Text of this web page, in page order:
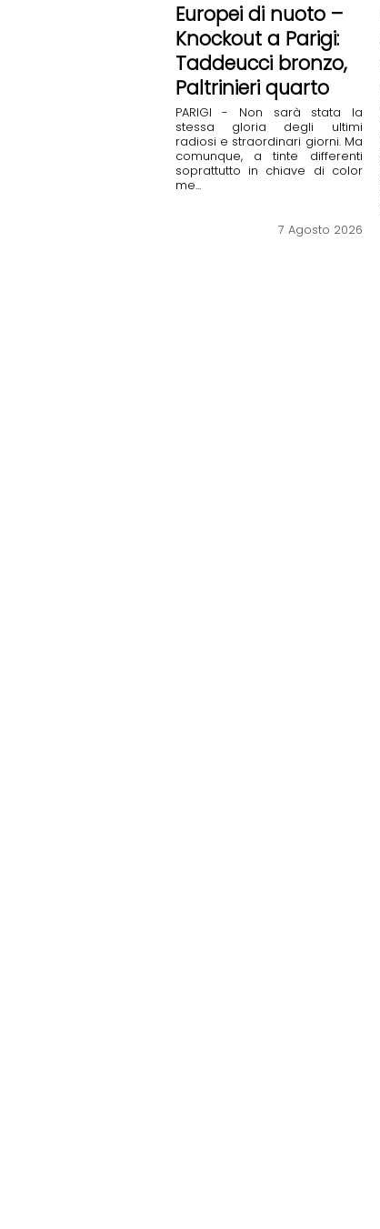
Europei di nuoto –
Knockout a Parigi:
Taddeucci bronzo,
Paltrinieri quarto
PARIGI - Non sarà stata la
stessa gloria degli ultimi
radiosi e straordinari giorni. Ma
comunque, a tinte differenti
soprattutto in chiave di color
me...
7 Agosto 2026